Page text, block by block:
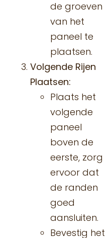
de groeven
van het
paneel te
plaatsen.
Volgende Rijen
Plaatsen:
Plaats het
volgende
paneel
boven de
eerste, zorg
ervoor dat
de randen
goed
aansluiten.
Bevestig het